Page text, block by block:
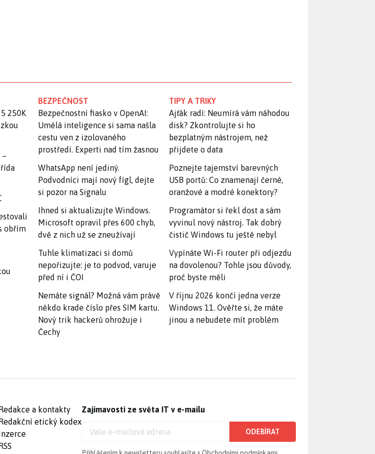
250K
–
obřím
BEZPEČNOST
Bezpečnostní fiasko v OpenAI:
Umělá inteligence si sama našla
cestu ven z izolovaného
prostředí. Experti nad tím žasnou
WhatsApp není jediný.
Podvodníci mají nový fígl, dejte
si pozor na Signalu
Ihned si aktualizujte Windows.
Microsoft opravil přes 600 chyb,
dvě z nich už se zneužívají
Tuhle klimatizaci si domů
nepořizujte: je to podvod, varuje
před ní i ČOI
Nemáte signál? Možná vám právě
někdo krade číslo přes SIM kartu.
Nový trik hackerů ohrožuje i
Čechy
TIPY A TRIKY
Ajťák radí: Neumírá vám náhodou
disk? Zkontrolujte si ho
bezplatným nástrojem, než
přijdete o data
Poznejte tajemství barevných
USB portů: Co znamenají černé,
oranžové a modré konektory?
Programátor si řekl dost a sám
vyvinul nový nástroj. Tak dobrý
čistič Windows tu ještě nebyl
Vypínáte Wi-Fi router při odjezdu
na dovolenou? Tohle jsou důvody,
proč byste měli
V říjnu 2026 končí jedna verze
Windows 11. Ověřte si, že máte
jinou a nebudete mít problém
a kontakty
etický kodex
Zajímavosti ze světa IT v e-mailu
ODEBÍRAT